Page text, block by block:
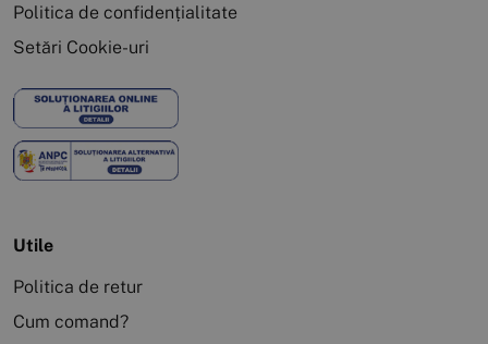
Politica de confidențialitate
Setări Cookie-uri
Utile
Politica de retur
Cum comand?